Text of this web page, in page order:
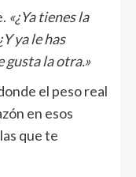
«¿Ya tienes la
ya le has
gusta la otra.»
el peso real
en esos
que te